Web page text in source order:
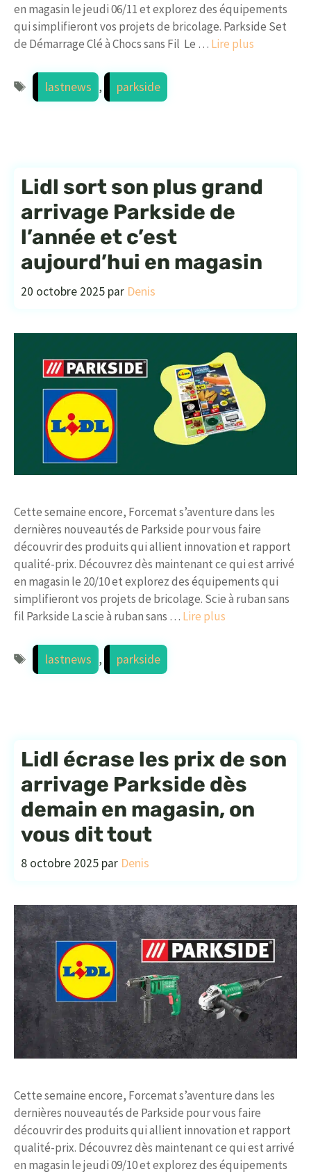
en magasin le jeudi 06/11 et explorez des équipements
qui simplifieront vos projets de bricolage. Parkside Set
de Démarrage Clé à Chocs sans Fil Le … Lire plus
Étiquettes
lastnews , parkside
Lidl sort son plus grand
arrivage Parkside de
l’année et c’est
aujourd’hui en magasin
20 octobre 2025 par Denis
Cette semaine encore, Forcemat s’aventure dans les
dernières nouveautés de Parkside pour vous faire
découvrir des produits qui allient innovation et rapport
qualité-prix. Découvrez dès maintenant ce qui est arrivé
en magasin le 20/10 et explorez des équipements qui
simplifieront vos projets de bricolage. Scie à ruban sans
fil Parkside La scie à ruban sans … Lire plus
Étiquettes
lastnews , parkside
Lidl écrase les prix de son
arrivage Parkside dès
demain en magasin, on
vous dit tout
8 octobre 2025 par Denis
Cette semaine encore, Forcemat s’aventure dans les
dernières nouveautés de Parkside pour vous faire
découvrir des produits qui allient innovation et rapport
qualité-prix. Découvrez dès maintenant ce qui est arrivé
en magasin le jeudi 09/10 et explorez des équipements